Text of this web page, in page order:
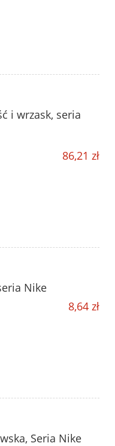
i wrzask, seria
86,21 zł
Nike
8,64 zł
Seria Nike